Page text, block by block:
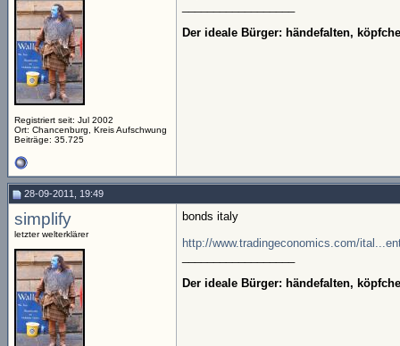
Registriert seit: Jul 2002
Ort: Chancenburg, Kreis Aufschwung
Beiträge: 35.725
Der ideale Bürger: händefalten,
28-09-2011, 19:49
simplify
letzter welterklärer
bonds italy
http://www.tradingeconomics.com/
Der ideale Bürger: händefalten,